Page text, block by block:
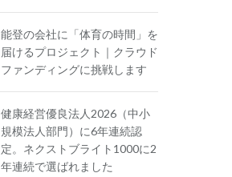
能登の会社に「体育の時間」を
届けるプロジェクト｜クラウド
ファンディングに挑戦します
健康経営優良法人2026（中小
規模法人部門）に6年連続認
定。ネクストブライト1000に2
年連続で選ばれました